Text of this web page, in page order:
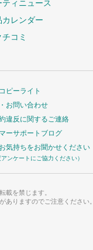
ティニュース
カレンダー
コミ
ピーライト
お問い合わせ
違反に関するご連絡
ーサポートブログ
気持ちをお聞かせください
アンケートにご協力ください）
載を禁じます。
ありますのでご注意ください。